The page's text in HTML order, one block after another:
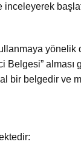
inceleyerek
yönelik
alması
bir belgedir ve